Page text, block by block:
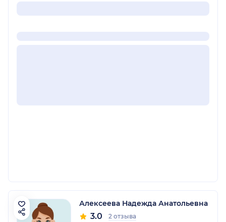
Алексеева Надежда Анатольевна
3.0 2 отзыва